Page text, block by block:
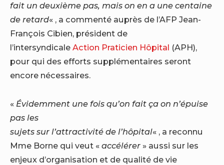
fait un deuxième pas, mais on en a une centaine
de retard« , a commenté auprès de l’AFP Jean-
François Cibien, président de
l’intersyndicale Action Praticien Hôpital (APH),
pour qui des efforts supplémentaires seront
encore nécessaires.
« Évidemment une fois qu’on fait ça on n’épuise
pas les
sujets sur l’attractivité de l’hôpital« , a reconnu
Mme Borne qui veut « accélérer » aussi sur les
enjeux d’organisation et de qualité de vie